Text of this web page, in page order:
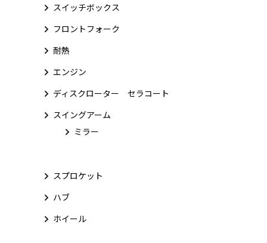
スイッチボックス
フロントフォーク
耐熱
エンジン
ディスクローター セラコート
スイングアーム
ミラー
スプロケット
ハブ
ホイール